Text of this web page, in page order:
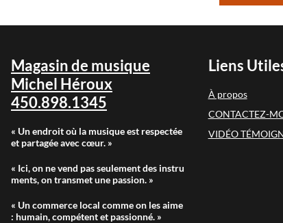
Magasin de musique
Michel Héroux
450.898.1345
« Un endroit où la musique est respectée
et partagée avec cœur. »
« Ici, on ne vend pas seulement des instru
ments, on transmet une passion. »
« Un commerce local comme on les aime
: humain, compétent et passionné. »
Liens
À propos
CONTACTEZ-
VIDÉO